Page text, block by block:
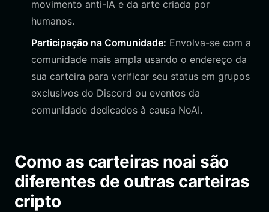
movimento anti-IA e da arte criada por
humanos.
Participação na Comunidade: Envolva-se com a
comunidade mais ampla usando o endereço da
sua carteira para verificar seu status em grupos
exclusivos do Discord ou eventos da
comunidade dedicados à causa NoAI.
Como as carteiras noai são
diferentes de outras carteiras
cripto